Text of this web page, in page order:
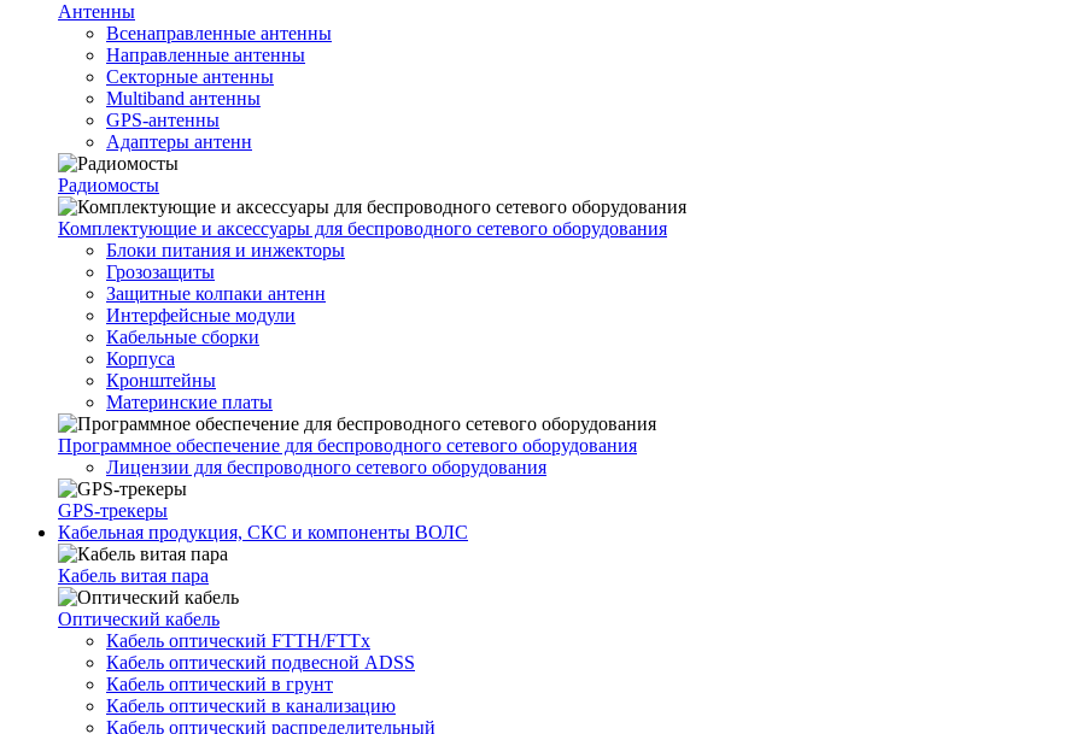
Антенны
Всенаправленные антенны
Направленные антенны
Секторные антенны
Multiband антенны
GPS-антенны
Адаптеры антенн
Радиомосты
Комплектующие и аксессуары для беспроводного сетевого оборудования
Блоки питания и инжекторы
Грозозащиты
Защитные колпаки антенн
Интерфейсные модули
Кабельные сборки
Корпуса
Кронштейны
Материнские платы
Программное обеспечение для беспроводного сетевого оборудования
Лицензии для беспроводного сетевого оборудования
GPS-трекеры
Кабельная продукция, СКС и компоненты ВОЛС
Кабель витая пара
Оптический кабель
Кабель оптический FTTH/FTTx
Кабель оптический подвесной ADSS
Кабель оптический в грунт
Кабель оптический в канализацию
Кабель оптический распределительный